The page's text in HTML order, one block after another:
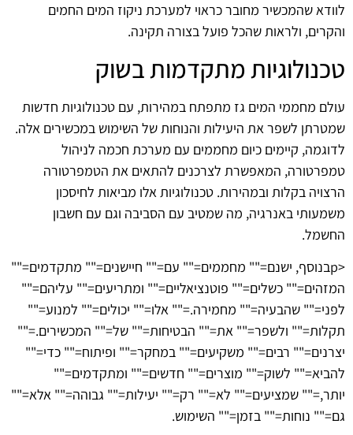
לוודא שהמכשיר מחובר כראוי למערכת ניקוז המים החמים
והקרים, ולראות שהכל פועל בצורה תקינה.
טכנולוגיות מתקדמות בשוק
עולם מחממי המים גז מתפתח במהירות, עם טכנולוגיות חדשות
שמטרתן לשפר את היעילות והנוחות של השימוש במכשירים אלה.
לדוגמה, קיימים כיום מחממים עם מערכת חכמה לניהול
טמפרטורה, המאפשרת לצרכנים להתאים את הטמפרטורה
הרצויה בקלות ובמהירות. טכנולוגיות אלו מביאות לחיסכון
משמעותי באנרגיה, מה שמטיב עם הסביבה וגם עם חשבון
החשמל.
<pבנוסף, ישנם="" מחממים="" עם="" חיישנים="" מתקדמים=""
המזהים="" כשלים="" פוטנציאליים="" ומתריעים="" עליהם=""
לפני="" שהבעיה="" מחמירה.="" אלו="" יכולים="" למנוע=""
תקלות="" ולשפר="" את="" הבטיחות="" של="" המכשירים.=""
יצרנים="" רבים="" משקיעים="" במחקר="" ופיתוח="" כדי=""
להביא="" לשוק="" מוצרים="" חדשים="" ומתקדמים=""
יותר,="" שמציעים="" לא="" רק="" יעילות="" גבוהה="" אלא=""
גם="" נוחות="" בזמן="" השימוש.